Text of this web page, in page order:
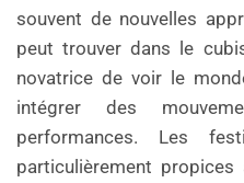
souvent de nouvelles
peut trouver dans le
novatrice de voir le
intégrer des
performances. Les
particulièrement